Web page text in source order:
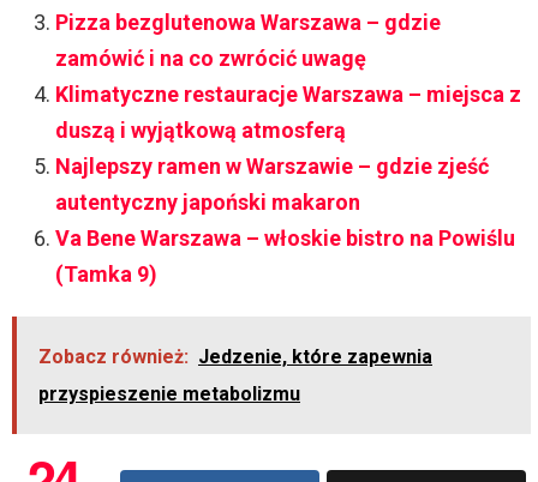
Pizza bezglutenowa Warszawa – gdzie
zamówić i na co zwrócić uwagę
Klimatyczne restauracje Warszawa – miejsca z
duszą i wyjątkową atmosferą
Najlepszy ramen w Warszawie – gdzie zjeść
autentyczny japoński makaron
Va Bene Warszawa – włoskie bistro na Powiślu
(Tamka 9)
Zobacz również: Jedzenie, które zapewnia
przyspieszenie metabolizmu